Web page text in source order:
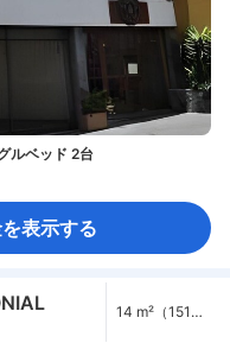
ルベッド 2台
表示する
14 m²（151